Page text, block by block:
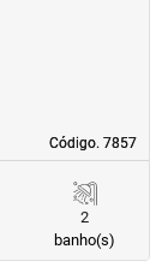
Código. 7857
Código. 7857
2
banho(s)